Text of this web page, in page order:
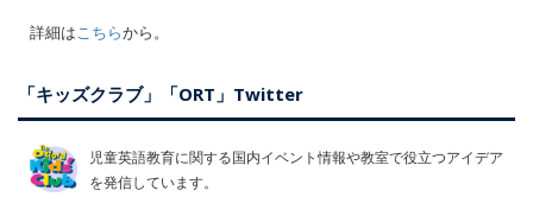
詳細はこちらから。
「キッズクラブ」「ORT」Twitter
児童英語教育に関する国内イベント情報や教室で役立つアイデア
を発信しています。